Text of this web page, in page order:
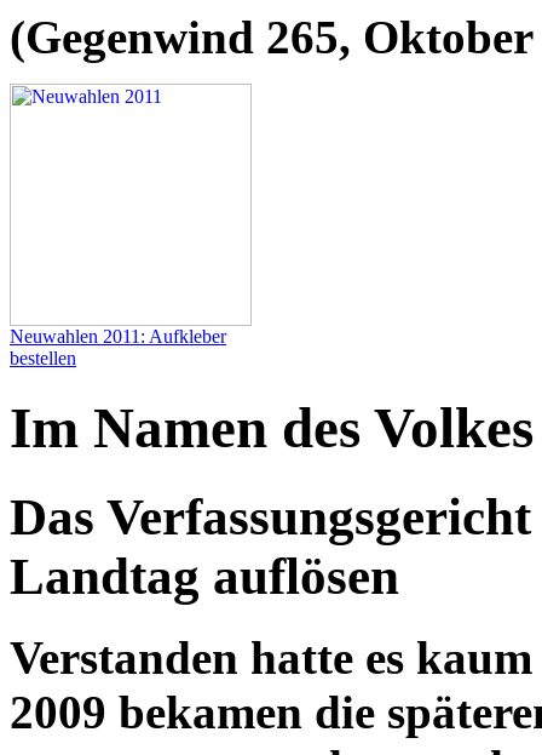
(Gegenwind 265, Oktober
Neuwahlen 2011: Aufkleber
bestellen
Im Namen des Volkes
Das
Landtag auflösen
Verstanden hatte es
2009 bekamen die